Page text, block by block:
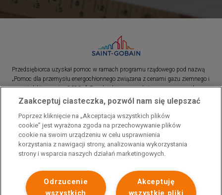
Przedsiębiorca uzyskał pomoc w ramach programu rządowego pod nazwą
„Pomoc dla przemysłu energochłonnego związana z cenami gazu ziemnego i
energii elektrycznej w 2023 r.”. Przedsiębiorca uzyskał pomoc w ramach
programu rządowego pod nazwą: „Pomoc dla sektorów energochłonnych
związana z nagłymi wzrostami cen gazu ziemnego i energii elektrycznej w
2022 r.”
Zaakceptuj ciasteczka, pozwól nam się ulepszać
Poprzez kliknięcie na „Akceptacja wszystkich plików
cookie” jest wyrażona zgoda na przechowywanie plików
cookie na swoim urządzeniu w celu usprawnienia
korzystania z nawigacji strony, analizowania wykorzystania
strony i wsparcia naszych działań marketingowych.
Akceptuję
wszystkie pliki
Odrzucenie
wszystkich